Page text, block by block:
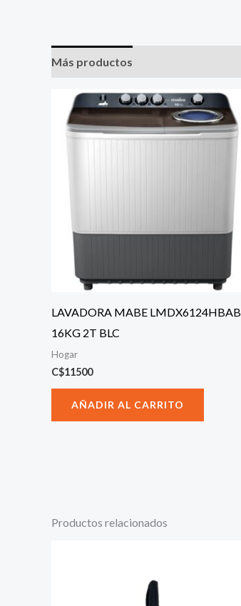
Más productos
LAVADORA MABE LMDX6124HBAB
16KG 2T BLC
Hogar
C$11500
AÑADIR AL CARRITO
Productos relacionados